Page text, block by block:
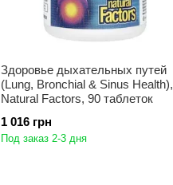
Здоровье дыхательных путей
(Lung, Bronchial & Sinus Health),
Natural Factors, 90 таблеток
1 016 грн
Под заказ 2-3 дня